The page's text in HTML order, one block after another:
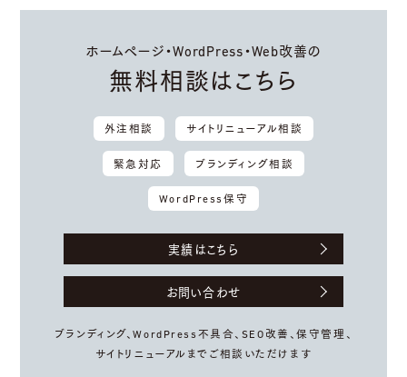
ホームページ・WordPress・Web改善の
無料相談はこちら
外注相談 サイトリニューアル相談
緊急対応 ブランディング相談
WordPress保守
実績はこちら
お問い合わせ
ブランディング、WordPress不具合、 SEO改善、保守管理、
サイトリニューアルまでご相談いただけます